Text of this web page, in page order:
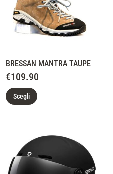
BRESSAN MANTRA TAUPE
€109.90
Scegli